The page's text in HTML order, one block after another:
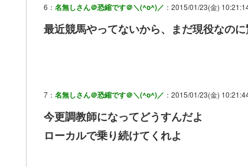
6： 名無しさん＠恐縮です＠＼(^o^)／ ：2015/01/23(金)
最近競馬やってないから、まだ現役なのに
7： 名無しさん＠恐縮です＠＼(^o^)／ ：2015/01/23(金)
今更調教師になってどうすんだよ
ローカルで乗り続けてくれよ